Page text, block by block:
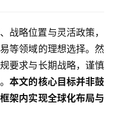
战略位置与灵活政策，
等领域的理想选择。然
要求与长期战略，谨慎
本文的核心目标并非鼓
架内实现全球化布局与